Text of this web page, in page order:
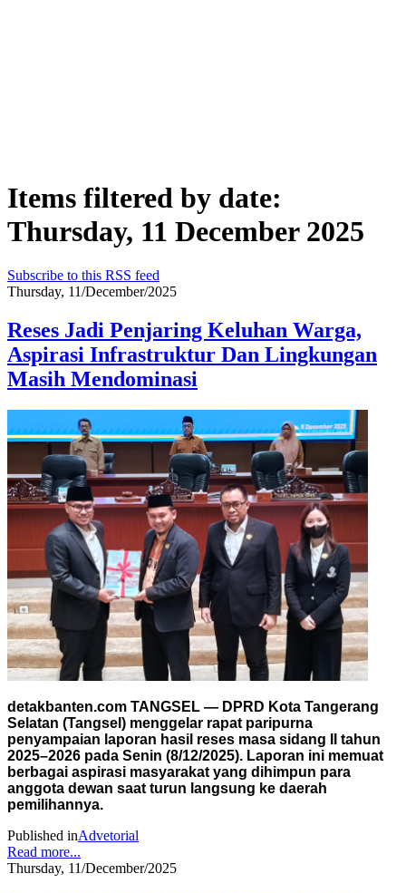
Items filtered by date:
Thursday, 11 December 2025
Subscribe to this RSS feed
Thursday, 11/December/2025
Reses Jadi Penjaring Keluhan Warga,
Aspirasi Infrastruktur Dan Lingkungan
Masih Mendominasi
detakbanten.com TANGSEL — DPRD Kota Tangerang
Selatan (Tangsel) menggelar rapat paripurna
penyampaian laporan hasil reses masa sidang II tahun
2025–2026 pada Senin (8/12/2025). Laporan ini memuat
berbagai aspirasi masyarakat yang dihimpun para
anggota dewan saat turun langsung ke daerah
pemilihannya.
Published inAdvetorial
Read more...
Thursday, 11/December/2025